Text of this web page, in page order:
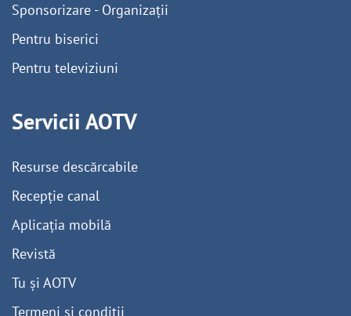
Sponsorizare - Organizații
Pentru biserici
Pentru televiziuni
Servicii AOTV
Resurse descărcabile
Recepție canal
Aplicația mobilă
Revistă
Tu și AOTV
Termeni și condiții